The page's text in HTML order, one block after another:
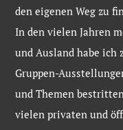
den eigenen Weg zu
In den vielen Jahren
und Ausland habe ich
Gruppen-
und Themen
vielen privaten und